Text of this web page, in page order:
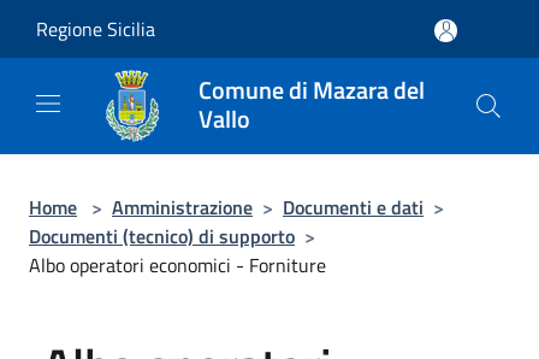
Regione Sicilia
Comune di Mazara del
Vallo
Home > Amministrazione > Documenti e dati >
Documenti (tecnico) di supporto >
Albo operatori economici - Forniture